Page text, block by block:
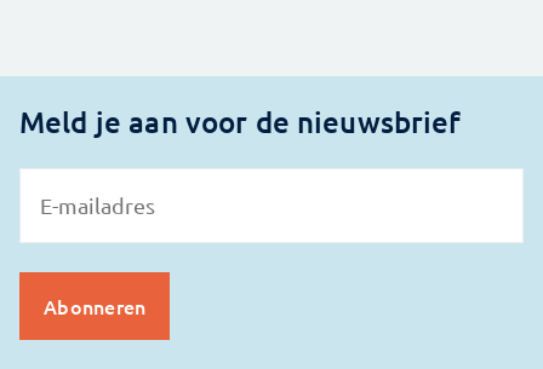
Meld je aan voor de nieuwsbrief